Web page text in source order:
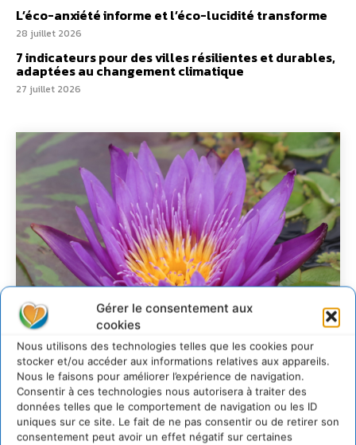
Gérer le consentement aux
cookies
Nous utilisons des technologies telles que les cookies pour
stocker et/ou accéder aux informations relatives aux appareils.
Nous le faisons pour améliorer l’expérience de navigation.
Consentir à ces technologies nous autorisera à traiter des
données telles que le comportement de navigation ou les ID
uniques sur ce site. Le fait de ne pas consentir ou de retirer son
consentement peut avoir un effet négatif sur certaines
L’éco-anxiété informe et l’éco-lucidité transforme
28 juillet 2026
7 indicateurs pour des villes résilientes et durables,
adaptées au changement climatique
27 juillet 2026
Transformer les
territoires par le